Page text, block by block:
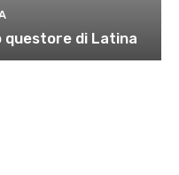
questore di Latina